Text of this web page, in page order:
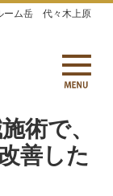
ーム岳 代々木上原
術で、
善した